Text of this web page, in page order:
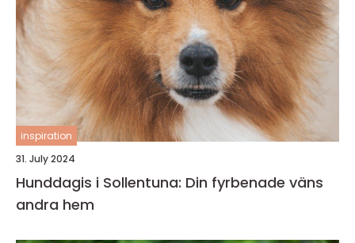
inspiration
31. July 2024
Hunddagis i Sollentuna: Din fyrbenade väns
andra hem